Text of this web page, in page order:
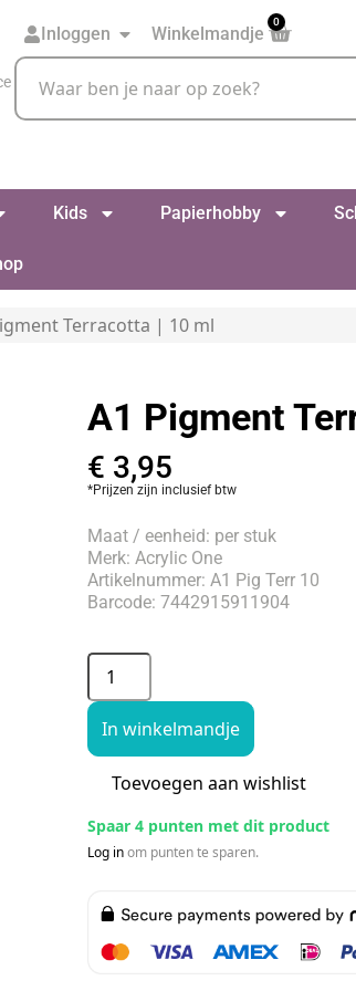
Inloggen Winkelmandje
0
Kids Papierhobby
Terracotta | 10 ml
A1 Pigment
€ 3,95
*Prijzen zijn inclusief btw
Maat / eenheid: per stuk
Merk: Acrylic One
Artikelnummer: A1 Pig Terr 10
Barcode: 7442915911904
In winkelmandje
Toevoegen aan wishlist
Spaar 4 punten met dit product
Log inom punten te sparen.